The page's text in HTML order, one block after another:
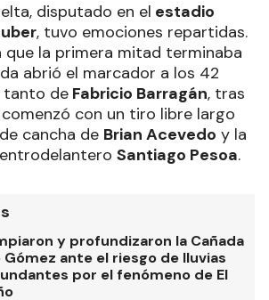
disputado en el estadio
, tuvo emociones repartidas.
que la primera mitad terminaba
abrió el marcador a los 42
tanto de Fabricio Barragán, tras
con un tiro libre largo
cancha de Brian Acevedo y la
Santiago Pesoa.
y profundizaron la Cañada
Gómez ante el riesgo de lluvias
por el fenómeno de El